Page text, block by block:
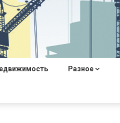
Разное